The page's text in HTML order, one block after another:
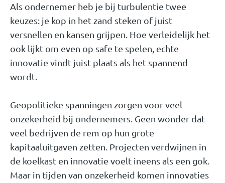
Als ondernemer heb je bij turbulentie twee
keuzes: je kop in het zand steken of juist
versnellen en kansen grijpen. Hoe verleidelijk het
ook lijkt om even op safe te spelen, echte
innovatie vindt juist plaats als het spannend
wordt.
Geopolitieke spanningen zorgen voor veel
onzekerheid bij ondernemers. Geen wonder dat
veel bedrijven de rem op hun grote
kapitaaluitgaven zetten. Projecten verdwijnen in
de koelkast en innovatie voelt ineens als een gok.
Maar in tijden van onzekerheid komen innovaties